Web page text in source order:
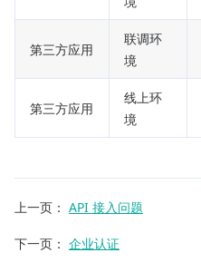
第三方应用
联调环
境
第三方应用
线上环
境
上一页 ： API 接入问题
下一页 ： 企业认证